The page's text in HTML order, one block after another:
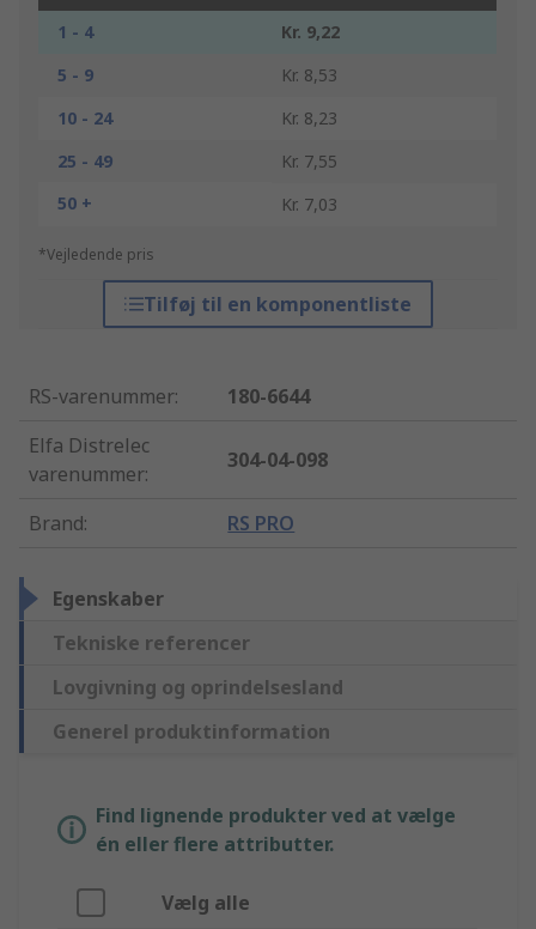
1 - 4
Kr. 9,22
5 - 9
Kr. 8,53
10 - 24
Kr. 8,23
25 - 49
Kr. 7,55
50 +
Kr. 7,03
*Vejledende pris
Tilføj til en komponentliste
RS-varenummer:
180-6644
Elfa Distrelec
varenummer:
304-04-098
Brand: RS PRO
Egenskaber
Tekniske referencer
Lovgivning og oprindelsesland
Generel produktinformation
Find lignende produkter ved at vælge
én eller flere attributter.
Vælg alle